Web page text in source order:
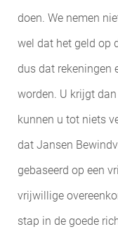
doen. We nemen
wel dat het geld op
dus dat rekeningen
worden. U krijgt
kunnen u tot niets
dat Jansen
gebaseerd op een
vrijwillige
stap in de goede